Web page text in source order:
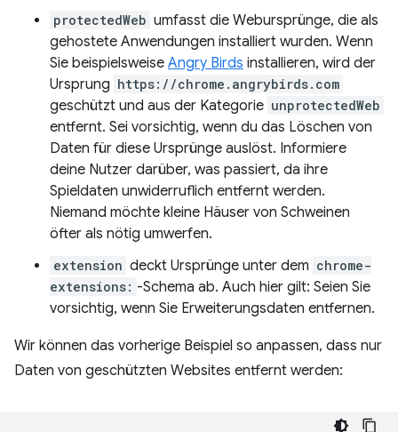
protectedWeb umfasst die Webursprünge, die als
gehostete Anwendungen installiert wurden. Wenn
Sie beispielsweise Angry Birds installieren, wird der
Ursprung https://chrome.angrybirds.com
geschützt und aus der Kategorie unprotectedWeb
entfernt. Sei vorsichtig, wenn du das Löschen von
Daten für diese Ursprünge auslöst. Informiere
deine Nutzer darüber, was passiert, da ihre
Spieldaten unwiderruflich entfernt werden.
Niemand möchte kleine Häuser von Schweinen
öfter als nötig umwerfen.
extension deckt Ursprünge unter dem chrome-
extensions: -Schema ab. Auch hier gilt: Seien Sie
vorsichtig, wenn Sie Erweiterungsdaten entfernen.
Wir können das vorherige Beispiel so anpassen, dass nur
Daten von geschützten Websites entfernt werden: